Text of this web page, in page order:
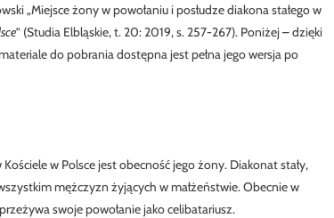
„Miejsce żony w powołaniu i posłudze diakona stałego w
” (Studia Elbląskie, t. 20: 2019, s. 257-267). Poniżej – dzięki
do pobrania dostępna jest pełna jego wersja po
w Polsce jest obecność jego żony. Diakonat stały,
mężczyzn żyjących w małżeństwie. Obecnie w
swoje powołanie jako celibatariusz.